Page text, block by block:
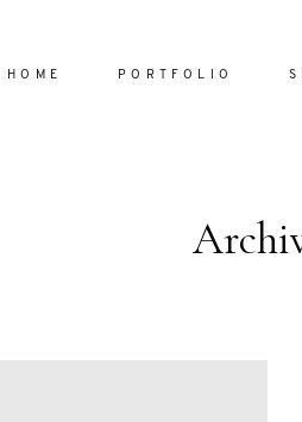
HOME PORTFOLIO